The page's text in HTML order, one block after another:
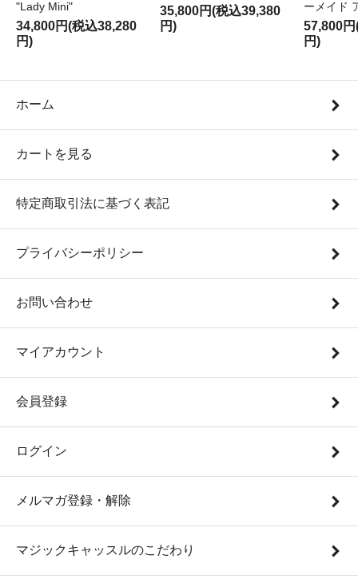
"Lady Mini"
34,800円(税込38,280
円)
35,800円(税込39,380
円)
ーメイド
57,800
円)
ホーム
カートを見る
特定商取引法に基づく表記
プライバシーポリシー
お問い合わせ
マイアカウント
会員登録
ログイン
メルマガ登録・解除
マジックキャッスルのこだわり